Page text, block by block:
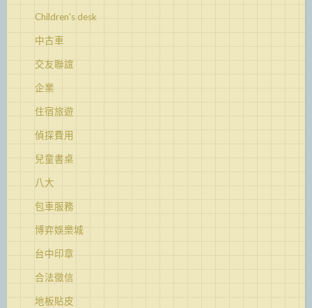
Children's desk
中古車
交友聯誼
企業
住宿旅遊
偵探費用
兒童書桌
八大
包車服務
博弈娛樂城
台中印章
合法徵信
地板貼皮